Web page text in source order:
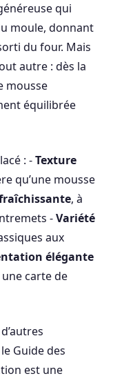
qui
moule, donnant
du four. Mais
autre : dès la
mousse
équilibrée
: -Texture
qu’une mousse
, à
-Variété
aux
élégante
carte de
Guide des
est une